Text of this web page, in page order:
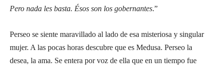
Pero nada les basta. Ésos son los gobernantes.”
Perseo se siente maravillado al lado de esa misteriosa y singular
mujer. A las pocas horas descubre que es Medusa. Perseo la
desea, la ama. Se entera por voz de ella que en un tiempo fue